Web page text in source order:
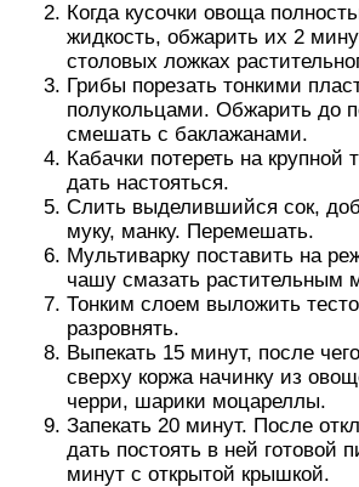
Когда кусочки овоща
жидкость, обжарить их 2
столовых ложках
Грибы порезать тонкими
полукольцами. Обжарить до
смешать с баклажанами.
Кабачки потереть на крупной
дать настояться.
Слить выделившийся сок,
муку, манку. Перемешать.
Мультиварку поставить на
чашу смазать растительным
Тонким слоем выложить
разровнять.
Выпекать 15 минут, после
сверху коржа начинку из
черри, шарики моцареллы.
Запекать 20 минут. После
дать постоять в ней готовой
минут с открытой крышкой.